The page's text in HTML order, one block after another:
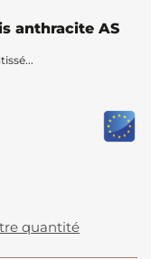
anthracite AS
quantité